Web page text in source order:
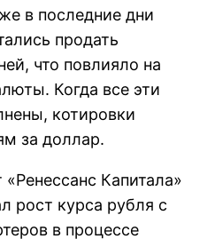
в последние дни
продать
что повлияло на
Когда все эти
котировки
за доллар.
Капитала»
рост курса рубля с
в процессе